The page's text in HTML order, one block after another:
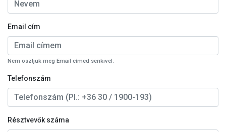
Email cím
Nem osztjuk meg Email címed senkivel.
Telefonszám
Résztvevők száma